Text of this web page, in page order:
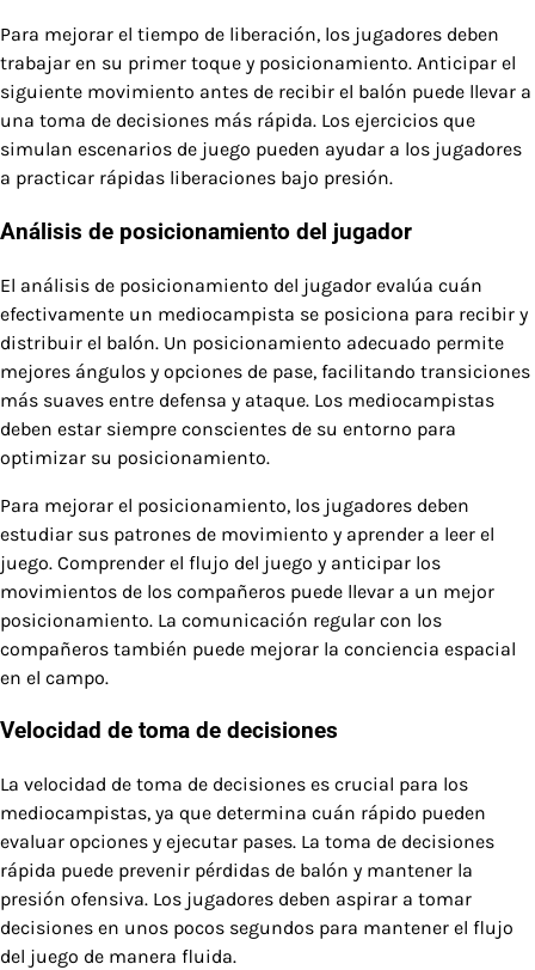
Para mejorar el tiempo de liberación, los jugadores deben
trabajar en su primer toque y posicionamiento. Anticipar el
siguiente movimiento antes de recibir el balón puede llevar a
una toma de decisiones más rápida. Los ejercicios que
simulan escenarios de juego pueden ayudar a los jugadores
a practicar rápidas liberaciones bajo presión.
Análisis de posicionamiento del jugador
El análisis de posicionamiento del jugador evalúa cuán
efectivamente un mediocampista se posiciona para recibir y
distribuir el balón. Un posicionamiento adecuado permite
mejores ángulos y opciones de pase, facilitando transiciones
más suaves entre defensa y ataque. Los mediocampistas
deben estar siempre conscientes de su entorno para
optimizar su posicionamiento.
Para mejorar el posicionamiento, los jugadores deben
estudiar sus patrones de movimiento y aprender a leer el
juego. Comprender el flujo del juego y anticipar los
movimientos de los compañeros puede llevar a un mejor
posicionamiento. La comunicación regular con los
compañeros también puede mejorar la conciencia espacial
en el campo.
Velocidad de toma de decisiones
La velocidad de toma de decisiones es crucial para los
mediocampistas, ya que determina cuán rápido pueden
evaluar opciones y ejecutar pases. La toma de decisiones
rápida puede prevenir pérdidas de balón y mantener la
presión ofensiva. Los jugadores deben aspirar a tomar
decisiones en unos pocos segundos para mantener el flujo
del juego de manera fluida.